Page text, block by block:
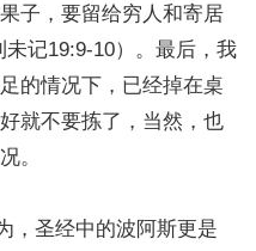
子，要留给穷人和寄居
记19:9-10）。最后，我
的情况下，已经掉在桌
就不要拣了，当然，也
。
圣经中的波阿斯更是